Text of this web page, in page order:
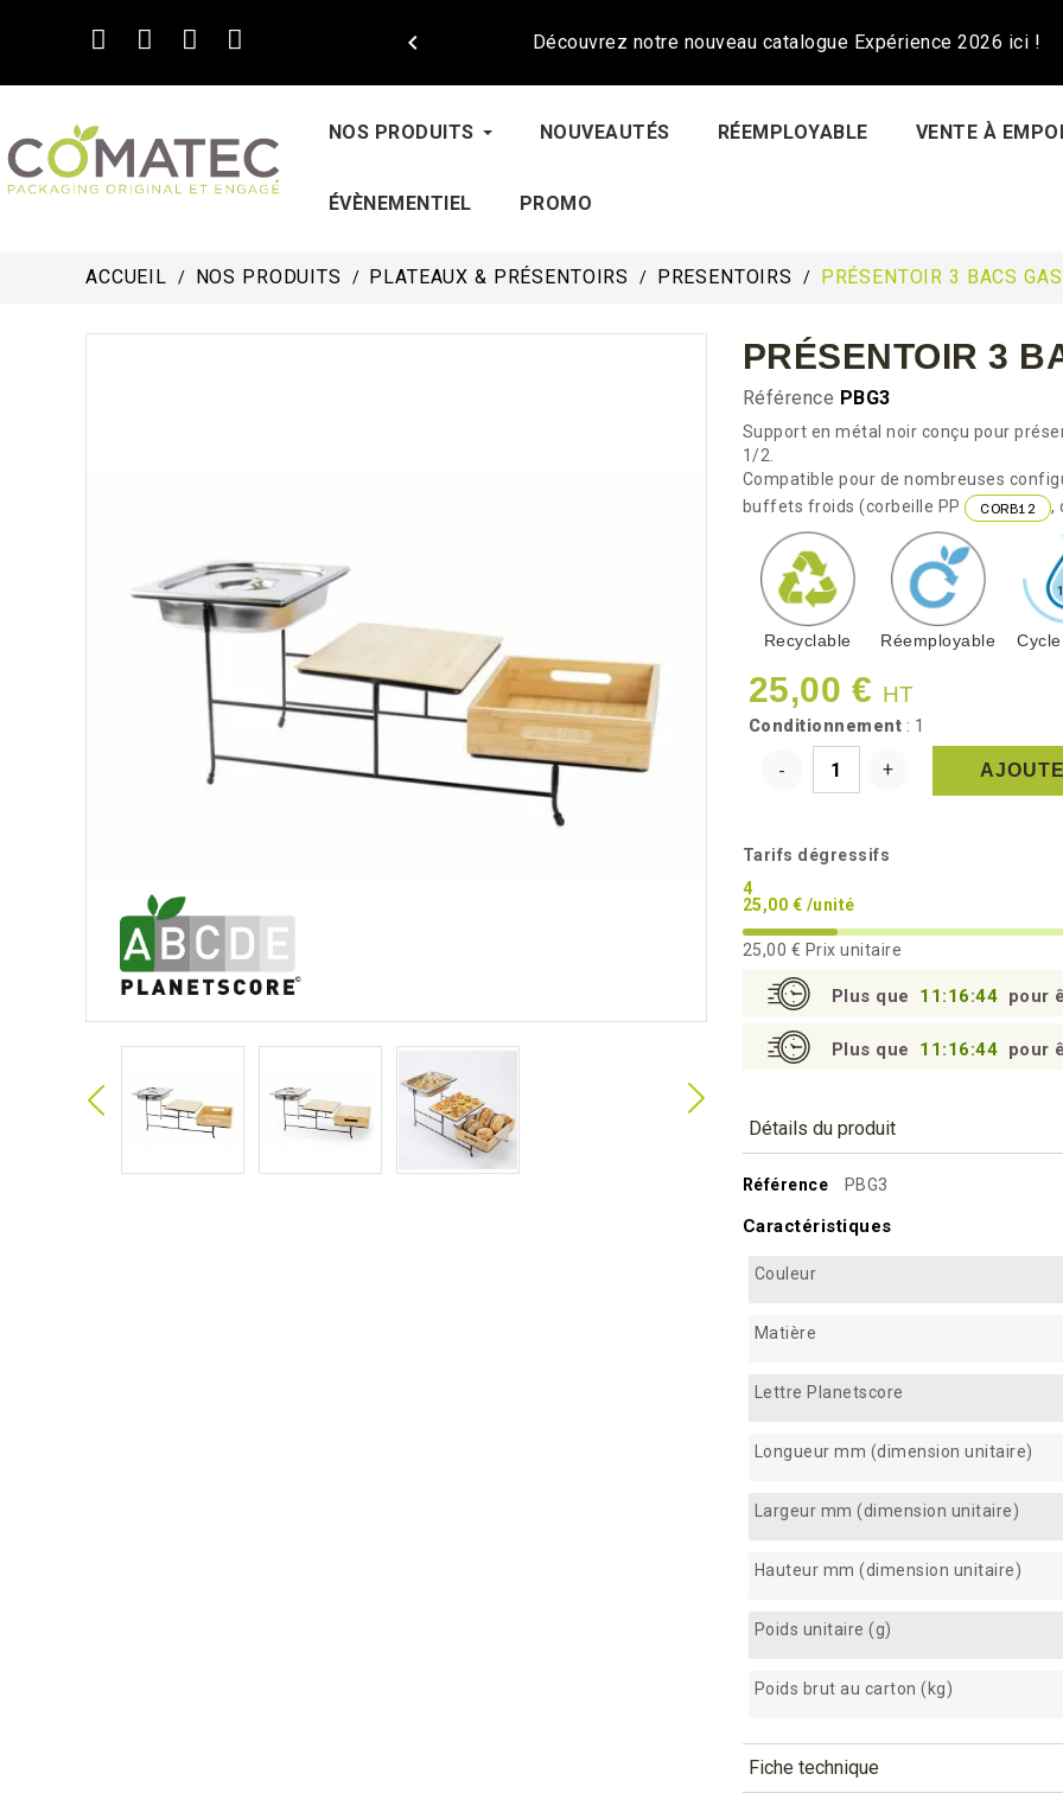
Découvrez notre nouveau catalogue Expérience 2026 ici !

NOS PRODUITS NOUVEAUTÉS RÉEMPLOYABLE VENTE À
ÉVÈNEMENTIEL PROMO
ACCUEIL NOS PRODUITS PLATEAUX & PRÉSENTOIRS PRESENTOIRS PRÉSENTOIR 3 BACS
PRÉSENTOIR 3
Référence PBG3
Support en métal noir conçu pour
1/2.
Compatible pour de nombreuses
buffets froids (corbeille PP
CORB12 ,
Recyclable Réemployable
25,00 € HT
Conditionnement : 1
Tarifs dégressifs
4
25,00 € /unité
25,00 € Prix unitaire
Plus que 11:16:43 pour
Plus que 11:16:43 pour
Détails du produit
Référence PBG3
Caractéristiques
Couleur
Matière
Lettre Planetscore
Longueur mm (dimension unitaire)
Largeur mm (dimension unitaire)
Hauteur mm (dimension unitaire)
Poids unitaire (g)
Poids brut au carton (kg)
Fiche technique